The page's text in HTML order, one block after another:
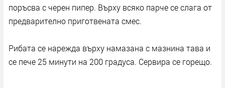
поръсва с черен пипер. Върху всяко парче се слага от
предварително приготвената смес.
Рибата се нарежда върху намазана с мазнина тава и
се пече 25 минути на 200 градуса. Сервира се горещо.